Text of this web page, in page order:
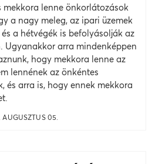
mekkora lenne önkorlátozások
a nagy meleg, az ipari üzemek
a hétvégék is befolyásolják az
Ugyanakkor arra mindenképpen
hogy mekkora lenne az
lennének az önkéntes
és arra is, hogy ennek mekkora
AUGUSZTUS 05.